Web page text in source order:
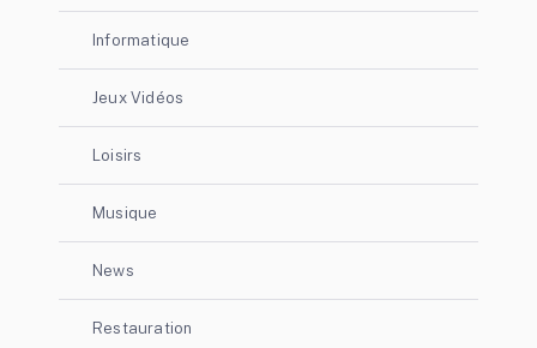
Informatique
Jeux Vidéos
Loisirs
Musique
News
Restauration